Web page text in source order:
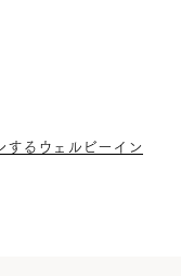
するウェルビーイン